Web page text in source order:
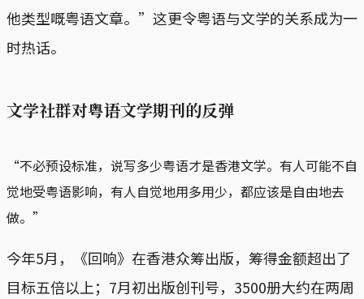
他类型嘅粤语文章。”这更令粤语与文学的关系成为一
时热话。
文学社群对粤语文学期刊的反弹
“不必预设标准，说写多少粤语才是香港文学。有人可能不自
觉地受粤语影响，有人自觉地用多用少，都应该是自由地去
做。”
今年5月，《回响》在香港众筹出版，筹得金额超出了
目标五倍以上；7月初出版创刊号，3500册大约在两周